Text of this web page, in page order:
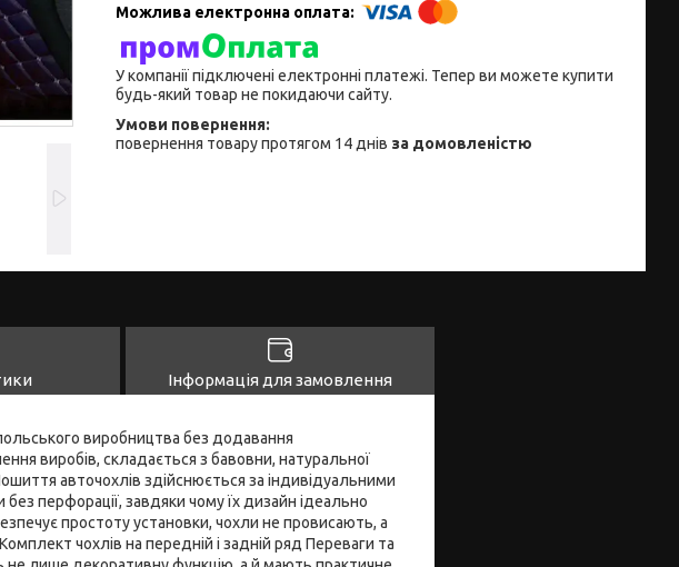
У компанії підключені електронні платежі. Тепер ви можете купити
будь-який товар не покидаючи сайту.
повернення товару протягом 14 днів за домовленістю
Інформація для замовлення
виробництва без додавання
виробів, складається з бавовни, натуральної
авточохлів здійснюється за індивідуальними
перфорації, завдяки чому їх дизайн ідеально
простоту установки, чохли не провисають, а
чохлів на передній і задній ряд Переваги та